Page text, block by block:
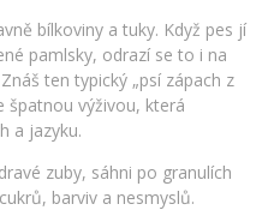
bílkoviny a tuky. Když pes jí
pamlsky, odrazí se to i na
ten typický „psí zápach z
špatnou výživou, která
a jazyku.
zuby, sáhni po granulích
barviv a nesmyslů.